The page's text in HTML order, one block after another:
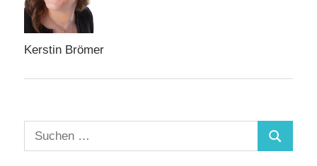
Kerstin Brömer
Suchen
nach:
Suchen